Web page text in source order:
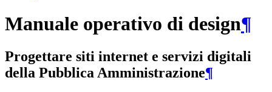
Manuale operativo di design¶
Progettare siti internet e servizi digitali
della Pubblica Amministrazione¶